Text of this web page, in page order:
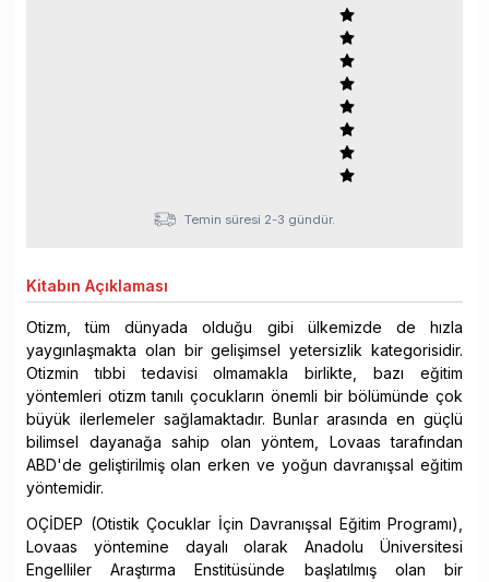
Temin süresi 2-3 gündür.
Kitabın Açıklaması
Otizm, tüm dünyada olduğu gibi ülkemizde de hızla
yaygınlaşmakta olan bir gelişimsel yetersizlik kategorisidir.
Otizmin tıbbi tedavisi olmamakla birlikte, bazı eğitim
yöntemleri otizm tanılı çocukların önemli bir bölümünde çok
büyük ilerlemeler sağlamaktadır. Bunlar arasında en güçlü
bilimsel dayanağa sahip olan yöntem, Lovaas tarafından
ABD'de geliştirilmiş olan erken ve yoğun davranışsal eğitim
yöntemidir.
OÇİDEP (Otistik Çocuklar İçin Davranışsal Eğitim Programı),
Lovaas yöntemine dayalı olarak Anadolu Üniversitesi
Engelliler Araştırma Enstitüsünde başlatılmış olan bir